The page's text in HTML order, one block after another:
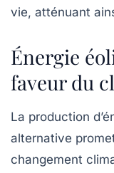
vie, atténuant
Énergie
faveur du
La production
alternative
changement